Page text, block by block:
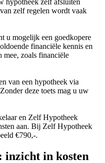
zelf regelen wordt vaak
u mogelijk een goedkopere
financiële kennis en
mee, zoals financiële
van een hypotheek via
deze toets mag u uw
en Zelf Hypotheek
aan. Bij Zelf Hypotheek
€790,-.
inzicht in kosten